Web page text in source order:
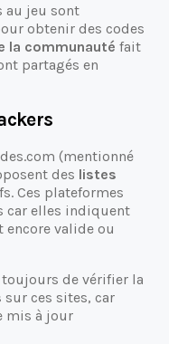
au jeu sont
obtenir des codes
la communauté fait
partagés en
(mentionné
des listes
Ces plateformes
car elles indiquent
encore valide ou
de vérifier la
sur ces sites, car
mis à jour